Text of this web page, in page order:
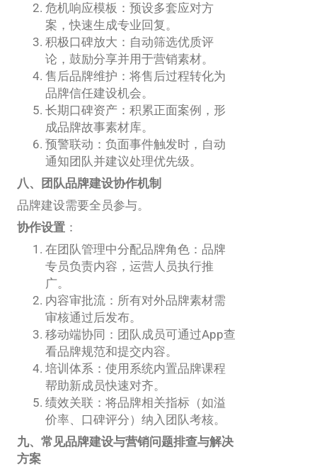
危机响应模板：预设多套应对方
案，快速生成专业回复。
积极口碑放大：自动筛选优质评
论，鼓励分享并用于营销素材。
售后品牌维护：将售后过程转化为
品牌信任建设机会。
长期口碑资产：积累正面案例，形
成品牌故事素材库。
预警联动：负面事件触发时，自动
通知团队并建议处理优先级。
八、团队品牌建设协作机制
品牌建设需要全员参与。
协作设置 ：
在团队管理中分配品牌角色：品牌
专员负责内容，运营人员执行推
广。
内容审批流：所有对外品牌素材需
审核通过后发布。
移动端协同：团队成员可通过App查
看品牌规范和提交内容。
培训体系：使用系统内置品牌课程
帮助新成员快速对齐。
绩效关联：将品牌相关指标（如溢
价率、口碑评分）纳入团队考核。
九、常见品牌建设与营销问题排查与解决
方案